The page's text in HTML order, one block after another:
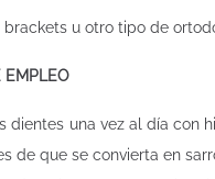
brackets u otro tipo de
EMPLEO
dientes una vez al día con
de que se convierta en